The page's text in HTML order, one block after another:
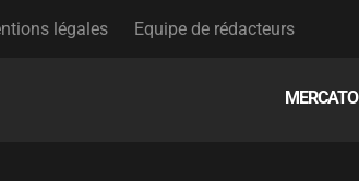
légales Equipe de rédacteurs
MERCATO